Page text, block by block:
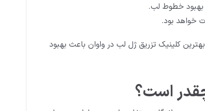
بهبود خطوط لب.
خواهد بود.
کلینیک تزریق ژل لب در واوان باعث بهبود